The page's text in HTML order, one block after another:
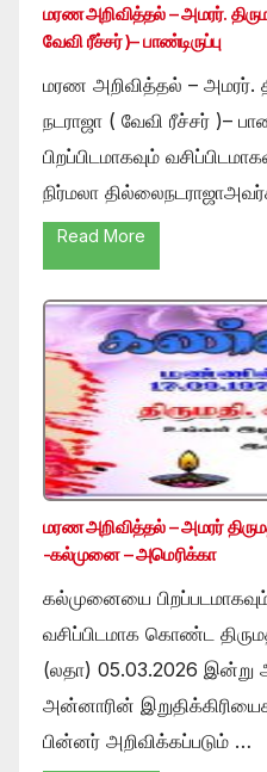
மரண அறிவித்தல் – அமரர்.
வேவி ரீச்சர் )– பாண்டிருப்பு
மரண அறிவித்தல் – அமரர்.
நடராஜா ( வேவி ரீச்சர் )–
பிறப்பிடமாகவும்
நிர்மலா
Read More
மரண அறிவித்தல் – அமரர்
-கல்முனை – அமெரிக்கா
கல்முனையை
வசிப்பிடமாக கொண்ட
(லதா) 05.03.2026 இன்று
அன்னாரின்
பின்னர் அறிவிக்கப்படும் …